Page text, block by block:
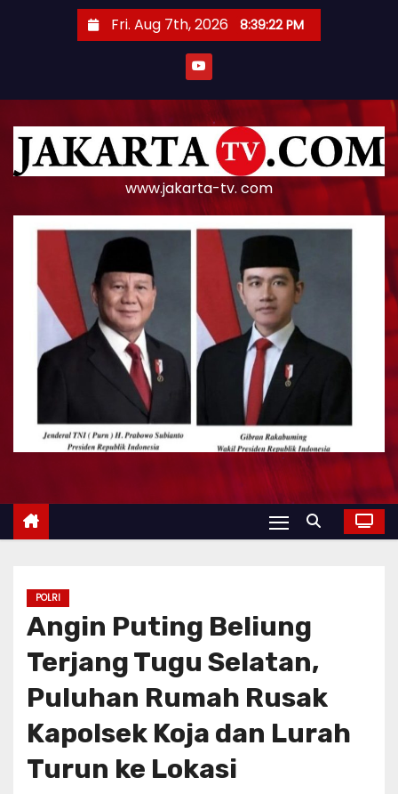
Fri. Aug 7th, 2026 8:39:23 PM
www.jakarta-tv. com
POLRI
Angin Puting Beliung
Terjang Tugu Selatan,
Puluhan Rumah Rusak
Kapolsek Koja dan Lurah
Turun ke Lokasi